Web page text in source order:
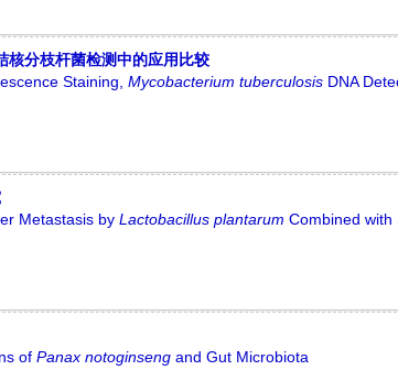
核分枝杆菌检测中的应用比较
Staining, Mycobacterium tuberculosis DNA
Metastasis by Lactobacillus plantarum Combined with
of Panax notoginseng and Gut Microbiota